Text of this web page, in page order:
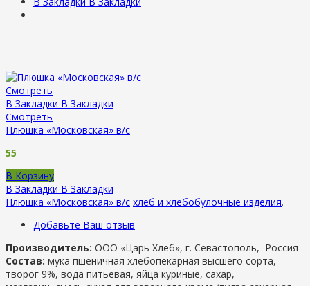
Смотреть
В Закладки В Закладки
Смотреть
Плюшка «Московская» в/с
55
В Корзину
В Закладки В Закладки
Плюшка «Московская» в/с хлеб и хлебобулочные изделия.
Добавьте Ваш отзыв
Производитель: ООО «Царь Хлеб», г. Севастополь, Россия
Состав: мука пшеничная хлебопекарная высшего сорта,
творог 9%, вода питьевая, яйца куриные, сахар,